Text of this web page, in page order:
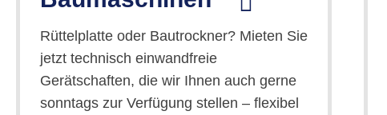
Rüttelplatte oder Bautrockner? Mieten Sie
jetzt technisch einwandfreie
Gerätschaften, die wir Ihnen auch gerne
sonntags zur Verfügung stellen – flexibel